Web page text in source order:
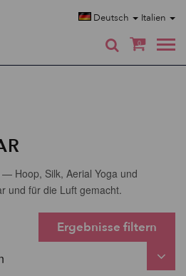
Deutsch Italien
0
Hoop, Silk, Aerial Yoga und
und für die Luft gemacht.
Ergebnisse filtern